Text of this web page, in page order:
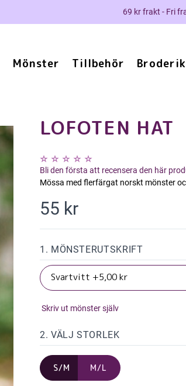
69 kr frakt - Fri
Mönster Tillbehör
LOFOTEN HAT
Bli den första att recensera den här
Mössa med flerfärgat norskt mönster
55 kr
1. MÖNSTERUTSKRIFT
Skriv ut mönster själv
2. VÄLJ STORLEK
S/M M/L